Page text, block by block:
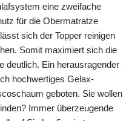
eine zweifache
für die Obermatratze
sich der Topper reinigen
Somit maximiert sich die
deutlich. Ein herausragender
hochwertiges Gelax-
geboten. Sie wollen
Immer überzeugende